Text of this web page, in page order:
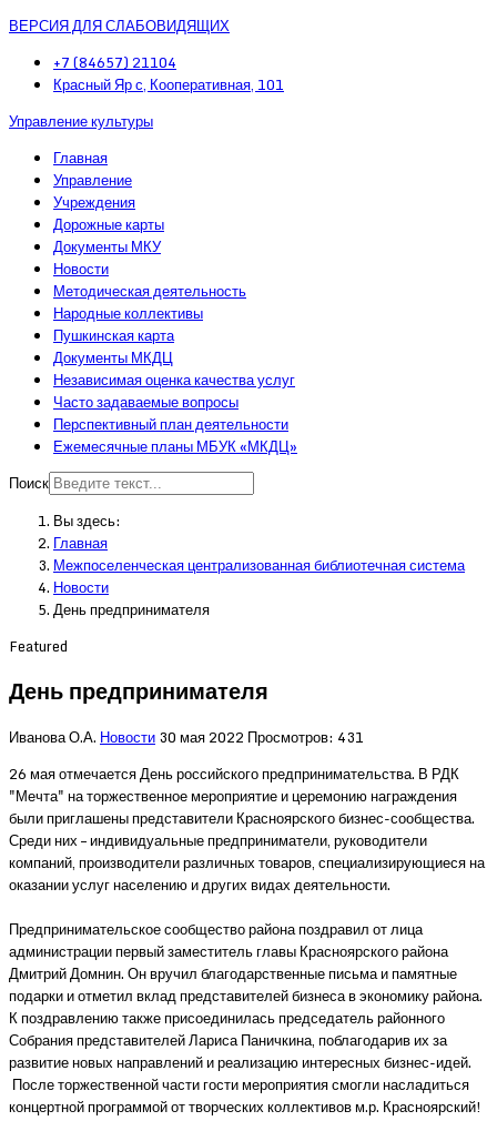
ВЕРСИЯ ДЛЯ СЛАБОВИДЯЩИХ
+7 (84657) 21104
Красный Яр с, Кооперативная, 101
Управление культуры
Главная
Управление
Учреждения
Дорожные карты
Документы МКУ
Новости
Методическая деятельность
Народные коллективы
Пушкинская карта
Документы МКДЦ
Независимая оценка качества услуг
Часто задаваемые вопросы
Перспективный план деятельности
Ежемесячные планы МБУК «МКДЦ»
Поиск
Вы здесь:
Главная
Межпоселенческая централизованная библиотечная система
Новости
День предпринимателя
Featured
День предпринимателя
Иванова О.А. Новости30 мая 2022 Просмотров: 431
26 мая отмечается День российского предпринимательства. В РДК
"Мечта" на торжественное мероприятие и церемонию награждения
были приглашены представители Красноярского бизнес-сообщества.
Среди них – индивидуальные предприниматели, руководители
компаний, производители различных товаров, специализирующиеся на
оказании услуг населению и других видах деятельности.
Предпринимательское сообщество района поздравил от лица
администрации первый заместитель главы Красноярского района
Дмитрий Домнин. Он вручил благодарственные письма и памятные
подарки и отметил вклад представителей бизнеса в экономику района.
К поздравлению также присоединилась председатель районного
Собрания представителей Лариса Паничкина, поблагодарив их за
развитие новых направлений и реализацию интересных бизнес-идей.
После торжественной части гости мероприятия смогли насладиться
концертной программой от творческих коллективов м.р. Красноярский!